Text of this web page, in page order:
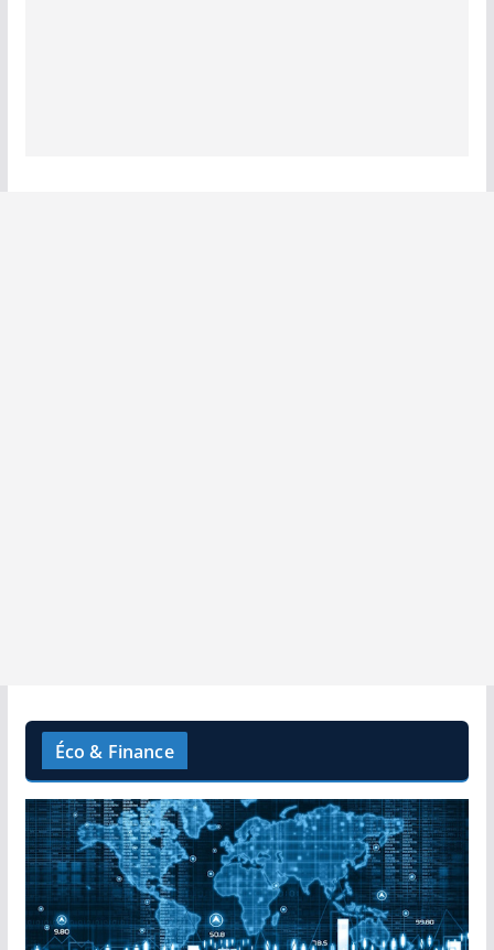
Éco & Finance